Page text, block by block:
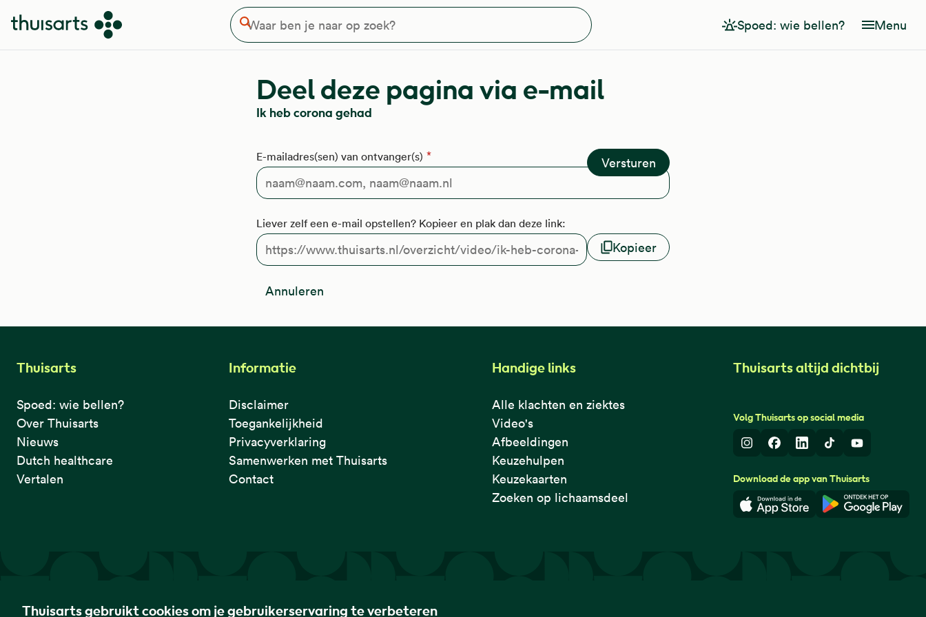
Thuisarts gebruikt cookies om je gebruikerservaring te verbeteren
Overslaan en naar de inhoud gaan Waar ben je naar op zoek?
Zoeken Spoed: wie bellen? Menu
Deel deze pagina via e-mail
Ik heb corona gehad
E-mailadres(sen) van ontvanger(s)
Liever zelf een e-mail opstellen? Kopieer en plak dan deze link:
Kopieer
Annuleren
Thuisarts
Spoed: wie bellen?
Over Thuisarts
Nieuws
Dutch healthcare
Vertalen
Informatie
Disclaimer
Toegankelijkheid
Privacyverklaring
Samenwerken met Thuisarts
Contact
Handige links
Alle klachten en ziektes
Video's
Afbeeldingen
Keuzehulpen
Keuzekaarten
Zoeken op lichaamsdeel
Thuisarts altijd dichtbij
Volg Thuisarts op social media
InstagramFacebook
LinkedInTikTokYoutube
Download de app van Thuisarts
Download in de App Store
Download